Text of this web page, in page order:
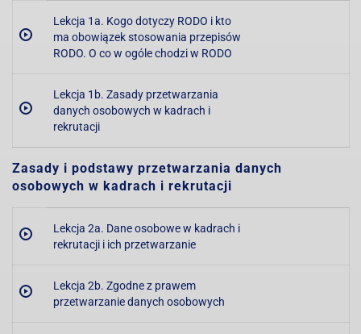
Lekcja 1a. Kogo dotyczy RODO i kto
ma obowiązek stosowania przepisów
RODO. O co w ogóle chodzi w RODO
Lekcja 1b. Zasady przetwarzania
danych osobowych w kadrach i
rekrutacji
Zasady i podstawy przetwarzania danych
osobowych w kadrach i rekrutacji
Lekcja 2a. Dane osobowe w kadrach i
rekrutacji i ich przetwarzanie
Lekcja 2b. Zgodne z prawem
przetwarzanie danych osobowych